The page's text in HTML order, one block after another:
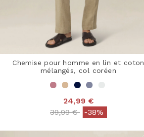
Chemise pour homme en lin et coton
mélangés, col coréen
24,99 €
Price reduced from
39,99 €to-38%